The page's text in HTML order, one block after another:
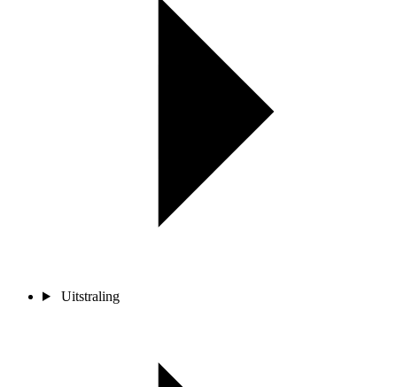
Uitstraling